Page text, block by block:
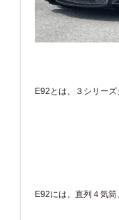
E92とは、３シリーズ
E92には、直列４気筒